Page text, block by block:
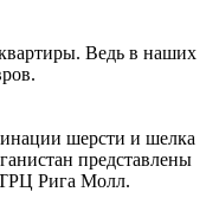
Ведь в наших
шерсти и шелка
представлены
Рига Молл.